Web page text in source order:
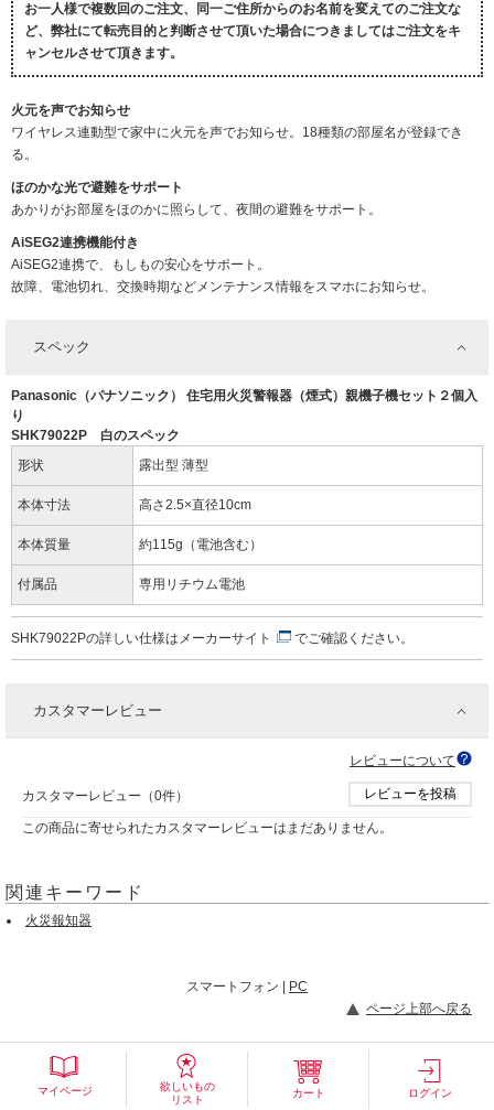
お一人様で複数回のご注文、同一ご住所からのお名前を変えてのご注文な
ど、弊社にて転売目的と判断させて頂いた場合につきましてはご注文をキ
ャンセルさせて頂きます。
火元を声でお知らせ
ワイヤレス連動型で家中に火元を声でお知らせ。18種類の部屋名が登録でき
る。
ほのかな光で避難をサポート
あかりがお部屋をほのかに照らして、夜間の避難をサポート。
AiSEG2連携機能付き
AiSEG2連携で、もしもの安心をサポート。
故障、電池切れ、交換時期などメンテナンス情報をスマホにお知らせ。
スペック
Panasonic（パナソニック） 住宅用火災警報器（煙式）親機子機セット２個入
り
SHK79022P 白のスペック
形状
露出型 薄型
本体寸法 高さ2.5×直径10cm
本体質量 約115g（電池含む）
付属品 専用リチウム電池
SHK79022Pの詳しい仕様は メーカーサイト でご確認ください。
カスタマーレビュー
レビューについて
カスタマーレビュー（0件） レビューを投稿
この商品に寄せられたカスタマーレビューはまだありません。
関連キーワード
火災報知器
スマートフォン |
PC
ページ上部へ戻る
マイページ
欲しいもの
リスト
カート ログイン